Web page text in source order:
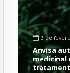
3 de
Anvisa
medicinal